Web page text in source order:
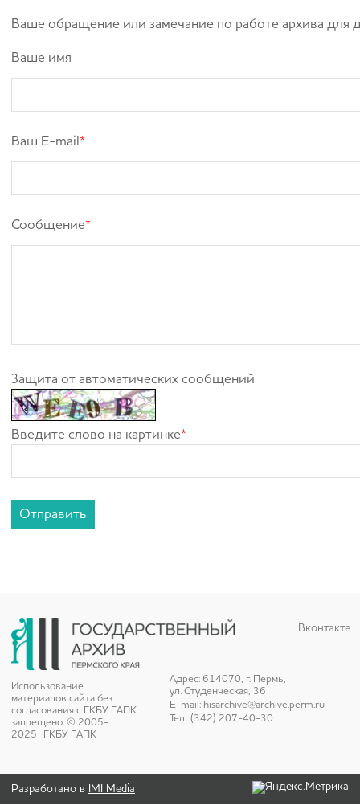
Ваше обращение или замечание по работе архива
Ваше имя
Ваш E-mail *
Сообщение*
Защита от автоматических сообщений
Введите слово на картинке*
Вконтакте
Адрес: 614070, г. Пермь,
ул. Студенческая, 36
E-mail: hisarchive@archive.perm.ru
Тел.: (342) 207-40-30
Использование
материалов сайта без
согласования с ГКБУ ГАПК
запрещено. © 2005-
2025 ГКБУ ГАПК
Разработано в IMI Media